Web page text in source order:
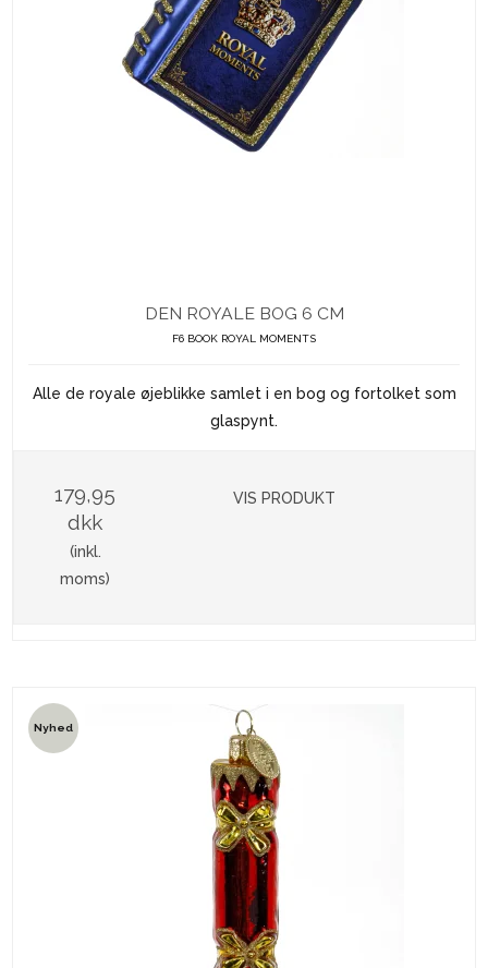
DEN ROYALE BOG 6 CM
F6 BOOK ROYAL MOMENTS
Alle de royale øjeblikke samlet i en bog og fortolket som
glaspynt.
179,95
dkk
(inkl.
moms)
VIS PRODUKT
Nyhed